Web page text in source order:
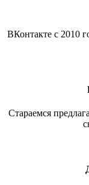
ВКонтакте с 2010
Стараемся